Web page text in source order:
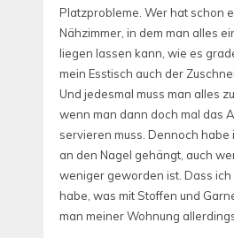
Platzprobleme. Wer hat schon
Nähzimmer, in dem man alles
liegen lassen kann, wie es
mein Esstisch auch der
Und jedesmal muss man alles
wenn man dann doch mal das
servieren muss. Dennoch habe
an den Nagel gehängt, auch
weniger geworden ist. Dass ich
habe, was mit Stoffen und
man meiner Wohnung